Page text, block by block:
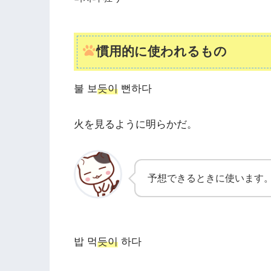
慣用的に使われるもの
불 보듯이 뻔하다
火を見るように明らかだ。
予想できるときに使います
밥 먹듯이 하다